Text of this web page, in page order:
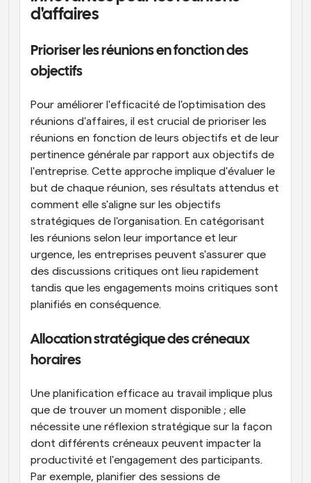
d'affaires
Prioriser les réunions en fonction des
objectifs
Pour améliorer l'efficacité de l'optimisation des
réunions d'affaires, il est crucial de prioriser les
réunions en fonction de leurs objectifs et de leur
pertinence générale par rapport aux objectifs de
l'entreprise. Cette approche implique d'évaluer le
but de chaque réunion, ses résultats attendus et
comment elle s'aligne sur les objectifs
stratégiques de l'organisation. En catégorisant
les réunions selon leur importance et leur
urgence, les entreprises peuvent s'assurer que
des discussions critiques ont lieu rapidement
tandis que les engagements moins critiques sont
planifiés en conséquence.
Allocation stratégique des créneaux
horaires
Une planification efficace au travail implique plus
que de trouver un moment disponible ; elle
nécessite une réflexion stratégique sur la façon
dont différents créneaux peuvent impacter la
productivité et l'engagement des participants.
Par exemple, planifier des sessions de